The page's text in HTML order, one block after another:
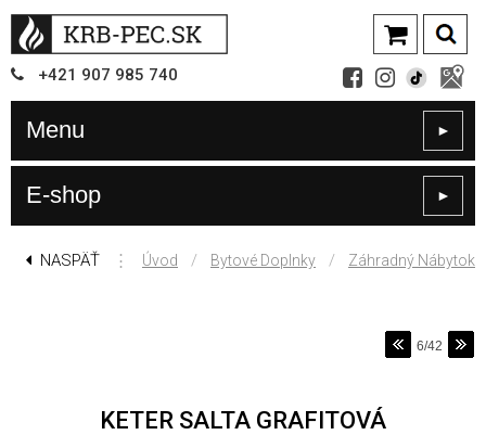
+421 907 985 740
Menu ►
E-shop ►
NASPÄŤ ⋮ Úvod / Bytové Doplnky / Záhradný Nábytok
6/42
KETER SALTA GRAFITOVÁ